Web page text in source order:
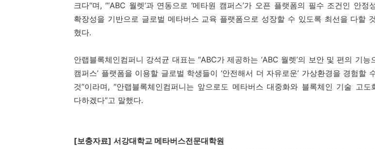
크다“며, “‘ABC 월렛’과 연동으로 ‘메타원 캠퍼스’가 오픈 플랫폼의 필수 조건인 안정
확장성을 기반으로 글로벌 메타버스 교육 플랫폼으로 성장할 수 있도록 최선을 다할
혔다.
안랩블록체인컴퍼니 강석균 대표는 “ABC가 제공하는 ‘ABC 월렛’의 보안 및 편의 기능
캠퍼스’ 플랫폼을 이용할 글로벌 학생들이 ‘안전해서 더 자유로운’ 가상환경을 경험할
것”이라며, “안랩블록체인컴퍼니는 앞으로도 메타버스 대중화와 블록체인 기술 고도
다하겠다”고 말했다.
[보충자료] 서강대학교 메타버스전문대학원